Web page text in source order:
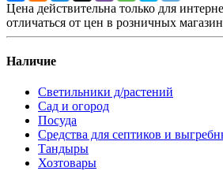
Цена действительна только для
отличаться от цен в розничных
Наличие
Светильники д/растений
Сад и огород
Посуда
Средства для септиков и
Тандыры
Хозтовары